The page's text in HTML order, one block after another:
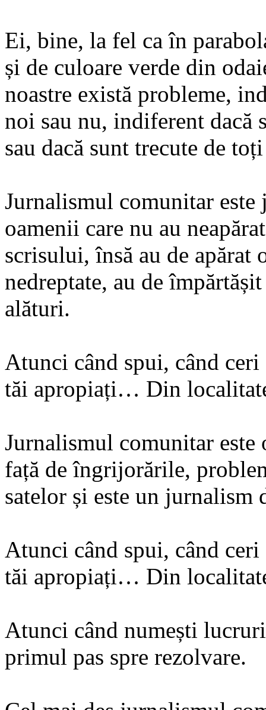
Ei, bine, la fel ca în
și de culoare verde din
noastre există probleme,
noi sau nu, indiferent dacă
sau dacă sunt trecute de
Jurnalismul comunitar
oamenii care nu au
scrisului, însă au de apărat
nedreptate, au de
alături.
Atunci când spui, când
tăi apropiați… Din
Jurnalismul comunitar
față de îngrijorările,
satelor și este un jurnalism
Atunci când spui, când
tăi apropiați… Din
Atunci când numești
primul pas spre rezolvare.